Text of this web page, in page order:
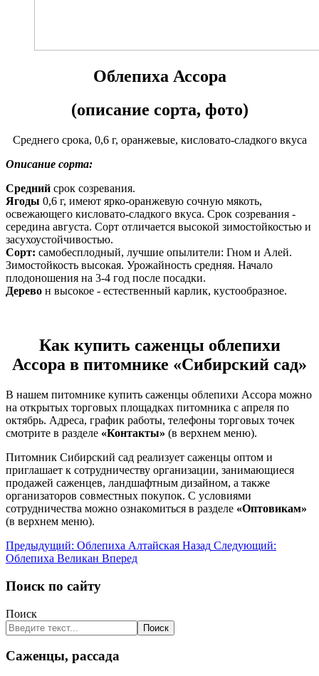
Облепиха Ассора
(описание сорта, фото)
Среднего срока, 0,6 г, оранжевые, кисловато-сладкого вкуса
Описание сорта:
Средний срок созревания.
Ягоды 0,6 г, имеют ярко-оранжевую сочную мякоть,
освежающего кисловато-сладкого вкуса. Срок созревания -
середина августа. Сорт отличается высокой зимостойкостью и
засухоустойчивостью.
Сорт: самобесплодный, лучшие опылители: Гном и Алей.
Зимостойкость высокая. Урожайность средняя. Начало
плодоношения на 3-4 год после посадки.
Дерево н высокое - естественный карлик, кустообразное.
Как купить саженцы облепихи
Ассора в питомнике «Сибирский сад»
В нашем питомнике купить саженцы облепихи Ассора можно
на открытых торговых площадках питомника с апреля по
октябрь. Адреса, график работы, телефоны торговых точек
смотрите в разделе «Контакты» (в верхнем меню).
Питомник Сибирский сад реализует саженцы оптом и
приглашает к сотрудничеству организации, занимающиеся
продажей саженцев, ландшафтным дизайном, а также
организаторов совместных покупок. С условиями
сотрудничества можно ознакомиться в разделе «Оптовикам»
(в верхнем меню).
Предыдущий: Облепиха Алтайская Назад Следующий:
Облепиха Великан Вперед
Поиск по сайту
Поиск
Поиск
Саженцы, рассада